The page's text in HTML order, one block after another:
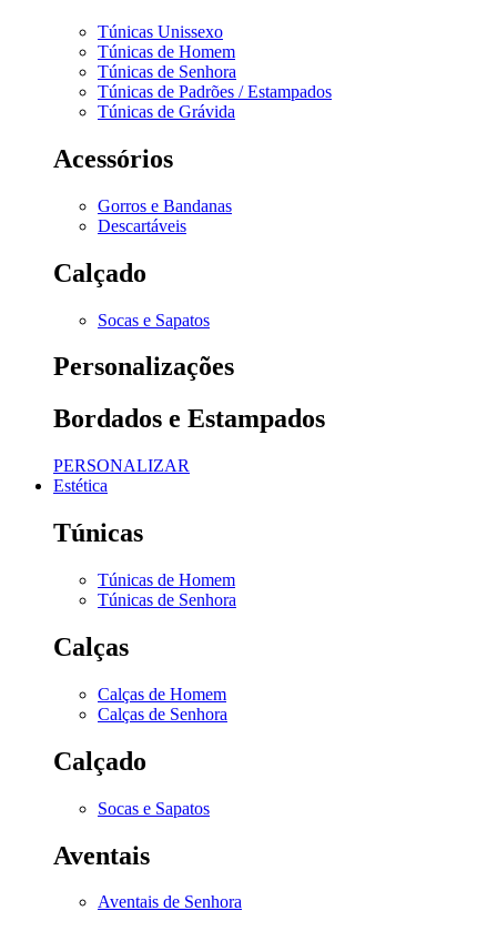
Túnicas Unissexo
Túnicas de Homem
Túnicas de Senhora
Túnicas de Padrões / Estampados
Túnicas de Grávida
Acessórios
Gorros e Bandanas
Descartáveis
Calçado
Socas e Sapatos
Personalizações
Bordados e Estampados
PERSONALIZAR
Estética
Túnicas
Túnicas de Homem
Túnicas de Senhora
Calças
Calças de Homem
Calças de Senhora
Calçado
Socas e Sapatos
Aventais
Aventais de Senhora